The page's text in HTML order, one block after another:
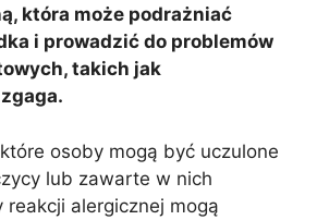
która może podrażniać
i prowadzić do problemów
takich jak
osoby mogą być uczulone
lub zawarte w nich
reakcji alergicznej mogą